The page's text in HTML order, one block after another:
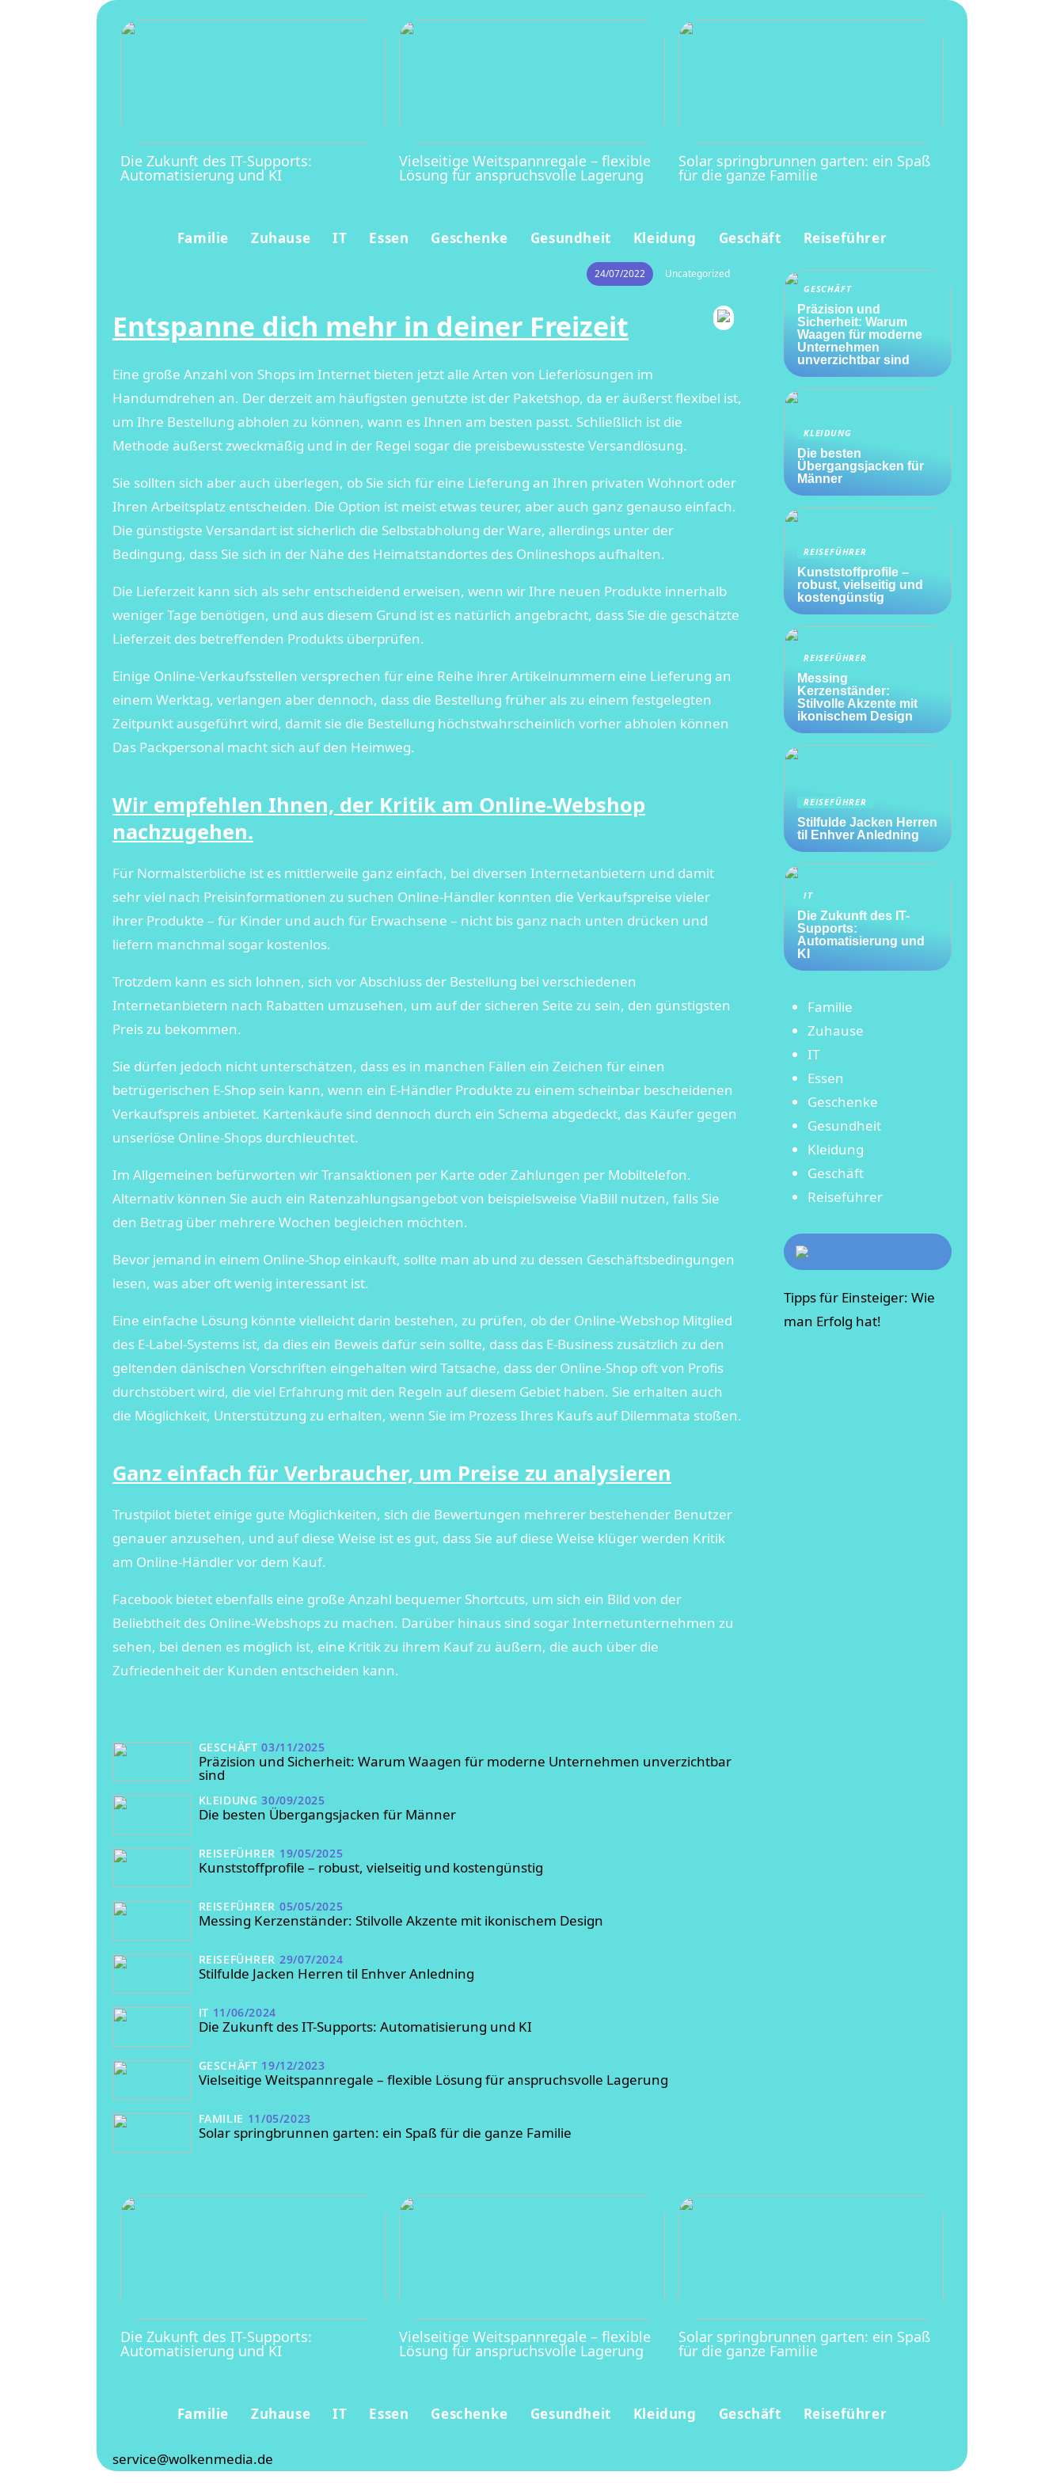
Die Zukunft des IT-Supports:
Automatisierung und KI
Vielseitige Weitspannregale – flexible
Lösung für anspruchsvolle Lagerung
Solar springbrunnen garten: ein Spaß
für die ganze Familie
Familie Zuhause IT Essen Geschenke Gesundheit Kleidung Geschäft Reiseführer
24/07/2022 Uncategorized
Entspanne dich mehr in deiner Freizeit
Eine große Anzahl von Shops im Internet bieten jetzt alle Arten von Lieferlösungen im
Handumdrehen an. Der derzeit am häufigsten genutzte ist der Paketshop, da er äußerst flexibel ist,
um Ihre Bestellung abholen zu können, wann es Ihnen am besten passt. Schließlich ist die
Methode äußerst zweckmäßig und in der Regel sogar die preisbewussteste Versandlösung.
Sie sollten sich aber auch überlegen, ob Sie sich für eine Lieferung an Ihren privaten Wohnort oder
Ihren Arbeitsplatz entscheiden. Die Option ist meist etwas teurer, aber auch ganz genauso einfach.
Die günstigste Versandart ist sicherlich die Selbstabholung der Ware, allerdings unter der
Bedingung, dass Sie sich in der Nähe des Heimatstandortes des Onlineshops aufhalten.
Die Lieferzeit kann sich als sehr entscheidend erweisen, wenn wir Ihre neuen Produkte innerhalb
weniger Tage benötigen, und aus diesem Grund ist es natürlich angebracht, dass Sie die geschätzte
Lieferzeit des betreffenden Produkts überprüfen.
Einige Online-Verkaufsstellen versprechen für eine Reihe ihrer Artikelnummern eine Lieferung an
einem Werktag, verlangen aber dennoch, dass die Bestellung früher als zu einem festgelegten
Zeitpunkt ausgeführt wird, damit sie die Bestellung höchstwahrscheinlich vorher abholen können
Das Packpersonal macht sich auf den Heimweg.
Wir empfehlen Ihnen, der Kritik am Online-Webshop
nachzugehen.
Für Normalsterbliche ist es mittlerweile ganz einfach, bei diversen Internetanbietern und damit
sehr viel nach Preisinformationen zu suchen Online-Händler konnten die Verkaufspreise vieler
ihrer Produkte – für Kinder und auch für Erwachsene – nicht bis ganz nach unten drücken und
liefern manchmal sogar kostenlos.
Trotzdem kann es sich lohnen, sich vor Abschluss der Bestellung bei verschiedenen
Internetanbietern nach Rabatten umzusehen, um auf der sicheren Seite zu sein, den günstigsten
Preis zu bekommen.
Sie dürfen jedoch nicht unterschätzen, dass es in manchen Fällen ein Zeichen für einen
betrügerischen E-Shop sein kann, wenn ein E-Händler Produkte zu einem scheinbar bescheidenen
Verkaufspreis anbietet. Kartenkäufe sind dennoch durch ein Schema abgedeckt, das Käufer gegen
unseriöse Online-Shops durchleuchtet.
Im Allgemeinen befürworten wir Transaktionen per Karte oder Zahlungen per Mobiltelefon.
Alternativ können Sie auch ein Ratenzahlungsangebot von beispielsweise ViaBill nutzen, falls Sie
den Betrag über mehrere Wochen begleichen möchten.
Bevor jemand in einem Online-Shop einkauft, sollte man ab und zu dessen Geschäftsbedingungen
lesen, was aber oft wenig interessant ist.
Eine einfache Lösung könnte vielleicht darin bestehen, zu prüfen, ob der Online-Webshop Mitglied
des E-Label-Systems ist, da dies ein Beweis dafür sein sollte, dass das E-Business zusätzlich zu den
geltenden dänischen Vorschriften eingehalten wird Tatsache, dass der Online-Shop oft von Profis
durchstöbert wird, die viel Erfahrung mit den Regeln auf diesem Gebiet haben. Sie erhalten auch
die Möglichkeit, Unterstützung zu erhalten, wenn Sie im Prozess Ihres Kaufs auf Dilemmata stoßen.
Ganz einfach für Verbraucher, um Preise zu analysieren
Trustpilot bietet einige gute Möglichkeiten, sich die Bewertungen mehrerer bestehender Benutzer
genauer anzusehen, und auf diese Weise ist es gut, dass Sie auf diese Weise klüger werden Kritik
am Online-Händler vor dem Kauf.
Facebook bietet ebenfalls eine große Anzahl bequemer Shortcuts, um sich ein Bild von der
Beliebtheit des Online-Webshops zu machen. Darüber hinaus sind sogar Internetunternehmen zu
sehen, bei denen es möglich ist, eine Kritik zu ihrem Kauf zu äußern, die auch über die
Zufriedenheit der Kunden entscheiden kann.
GESCHÄFT 03/11/2025
Präzision und Sicherheit: Warum Waagen für moderne Unternehmen unverzichtbar
sind
KLEIDUNG 30/09/2025
Die besten Übergangsjacken für Männer
REISEFÜHRER 19/05/2025
Kunststoffprofile – robust, vielseitig und kostengünstig
REISEFÜHRER 05/05/2025
Messing Kerzenständer: Stilvolle Akzente mit ikonischem Design
REISEFÜHRER 29/07/2024
Stilfulde Jacken Herren til Enhver Anledning
IT 11/06/2024
Die Zukunft des IT-Supports: Automatisierung und KI
GESCHÄFT 19/12/2023
Vielseitige Weitspannregale – flexible Lösung für anspruchsvolle Lagerung
FAMILIE 11/05/2023
Solar springbrunnen garten: ein Spaß für die ganze Familie
GESCHÄFT
Präzision und
Sicherheit: Warum
Waagen für moderne
Unternehmen
unverzichtbar sind
KLEIDUNG
Die besten
Übergangsjacken für
Männer
REISEFÜHRER
Kunststoffprofile –
robust, vielseitig und
kostengünstig
REISEFÜHRER
Messing
Kerzenständer:
Stilvolle Akzente mit
ikonischem Design
REISEFÜHRER
Stilfulde Jacken Herren
til Enhver Anledning
IT
Die Zukunft des IT-
Supports:
Automatisierung und
KI
Familie
Zuhause
IT
Essen
Geschenke
Gesundheit
Kleidung
Geschäft
Reiseführer
Tipps für Einsteiger: Wie
man Erfolg hat!
Die Zukunft des IT-Supports:
Automatisierung und KI
Vielseitige Weitspannregale – flexible
Lösung für anspruchsvolle Lagerung
Solar springbrunnen garten: ein Spaß
für die ganze Familie
Familie Zuhause IT Essen Geschenke Gesundheit Kleidung Geschäft Reiseführer
service@wolkenmedia.de